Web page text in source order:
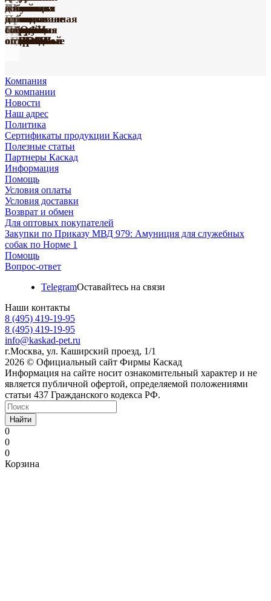
из винила
серии
Happy
Farm
для
собак
серии
«ПРОФИ»
кожаные
серия
«Де
Люкс»
Поводки
усиленные
капроновые
Груминг
«Марли»
Игрушки
«Марли»
Амуниция
с
мягкой
подкладкой
Принтованная
коллекция
«УРБАН»
Шлейки
нейлоновые
с грудью
«СПОРТ»
для
собак
ПРОФИ
оптом
собак
из
биотана
оптом
жил
для
собак
оптом
Компания
О компании
Новости
Наш адрес
Политика
Сертификаты продукции Каскад
Полезные статьи
Партнеры Каскад
Информация
Помощь
Условия оплаты
Условия доставки
Возврат и обмен
Для оптовых покупателей
Закупки по Приказу МВД 979: Амуниция для служебных
собак по Норме 1
Помощь
Вопрос-ответ
TelegramОставайтесь на связи
Наши контакты
8 (495) 419-19-95
8 (495) 419-19-95
info@kaskad-pet.ru
г.Москва, ул. Каширский проезд, 1/1
2026 © Официальный сайт Фирмы Каскад
Информация на сайте носит ознакомительный характер и не
является публичной офертой, определяемой положениями
статьи 437 Гражданского кодекса РФ.
Найти
0
0
0
Корзина